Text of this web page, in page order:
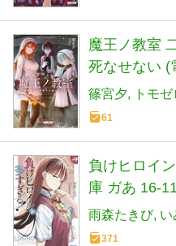
魔王ノ教室
死なせない (
篠宮夕 トモゼ
61
負けヒロイ
庫 ガあ 16-
雨森たきび い
371